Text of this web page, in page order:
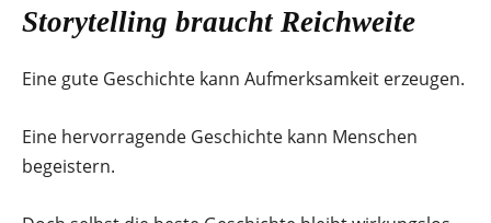
Storytelling braucht Reichweite
Eine gute Geschichte kann Aufmerksamkeit erzeugen.
Eine hervorragende Geschichte kann Menschen
begeistern.